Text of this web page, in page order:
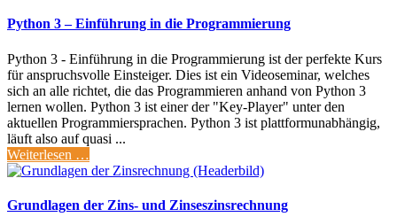
Python 3 – Einführung in die Programmierung
Python 3 - Einführung in die Programmierung ist der perfekte Kurs
für anspruchsvolle Einsteiger. Dies ist ein Videoseminar, welches
sich an alle richtet, die das Programmieren anhand von Python 3
lernen wollen. Python 3 ist einer der "Key-Player" unter den
aktuellen Programmiersprachen. Python 3 ist plattformunabhängig,
läuft also auf quasi ...
Weiterlesen …
Grundlagen der Zins- und Zinseszinsrechnung